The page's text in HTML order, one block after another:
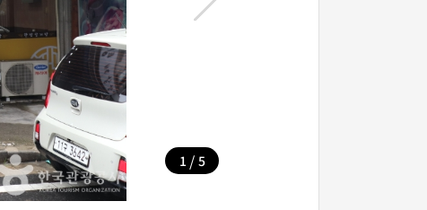
1 / 5